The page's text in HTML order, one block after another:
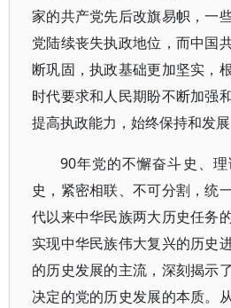
家的共产党先后改旗易帜，一
党陆续丧失执政地位，而中国
断巩固，执政基础更加坚实，
时代要求和人民期盼不断加强
提高执政能力，始终保持和发展
90年党的不懈奋斗史、
史，紧密相联、不可分割，统
代以来中华民族两大历史任务
实现中华民族伟大复兴的历史
的历史发展的主流，深刻揭示
决定的党的历史发展的本质。